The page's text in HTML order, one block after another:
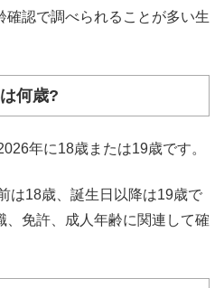
確認で調べられることが多い生
何歳?
年に18歳または19歳です。
は18歳、誕生日以降は19歳で
、免許、成人年齢に関連して確